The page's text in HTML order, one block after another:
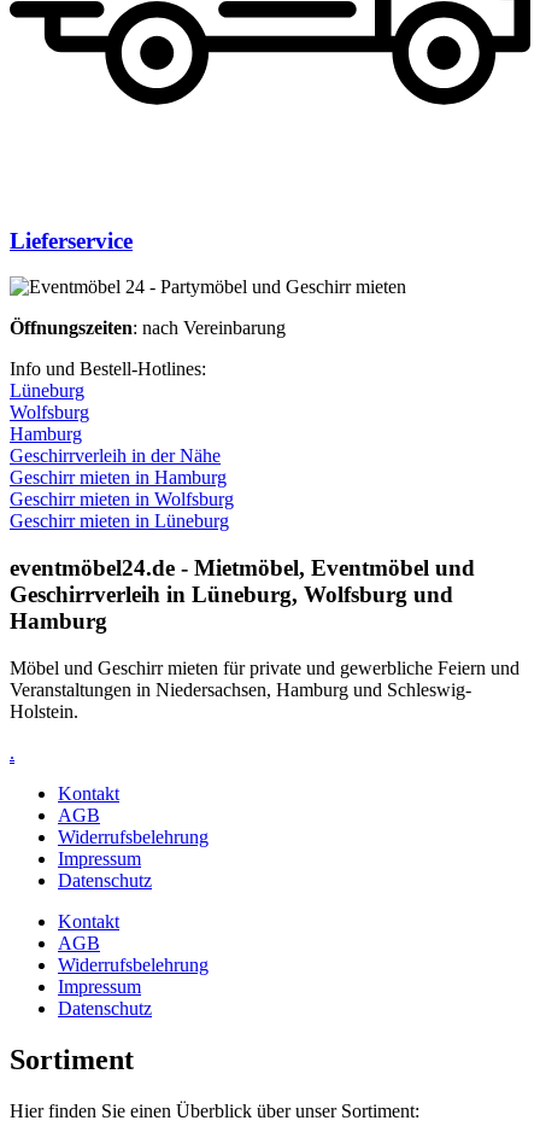
Lieferservice
Öffnungszeiten: nach Vereinbarung
Info und Bestell-Hotlines:
Lüneburg
Wolfsburg
Hamburg
Geschirrverleih in der Nähe
Geschirr mieten in Hamburg
Geschirr mieten in Wolfsburg
Geschirr mieten in Lüneburg
eventmöbel24.de - Mietmöbel, Eventmöbel und
Geschirr­verleih in Lüneburg, Wolfsburg und
Hamburg
Möbel und Geschirr mieten für private und gewerbliche Feiern und
Veranstaltungen in Niedersachsen, Hamburg und Schleswig-
Holstein.
.
Kontakt
AGB
Widerrufsbelehrung
Impressum
Datenschutz
Kontakt
AGB
Widerrufsbelehrung
Impressum
Datenschutz
Sortiment
Hier finden Sie einen Überblick über unser Sortiment: